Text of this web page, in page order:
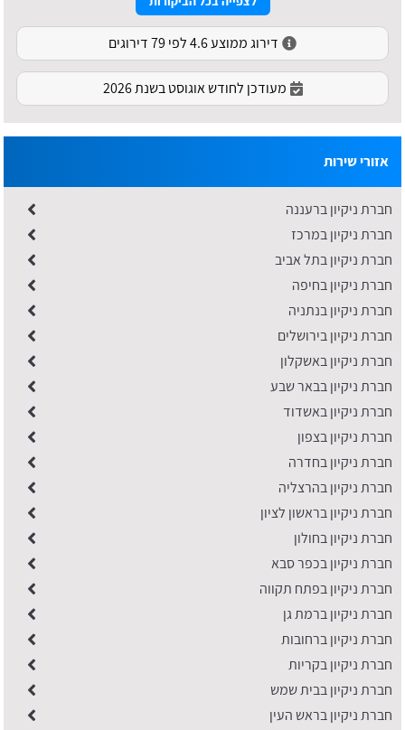
דירוג ממוצע 4.6 לפי 79 דירוגים
מעודכן לחודש אוגוסט בשנת 2026
אזורי שירות
חברת ניקיון ברעננה
חברת ניקיון במרכז
חברת ניקיון בתל אביב
חברת ניקיון בחיפה
חברת ניקיון בנתניה
חברת ניקיון בירושלים
חברת ניקיון באשקלון
חברת ניקיון בבאר שבע
חברת ניקיון באשדוד
חברת ניקיון בצפון
חברת ניקיון בחדרה
חברת ניקיון בהרצליה
חברת ניקיון בראשון לציון
חברת ניקיון בחולון
חברת ניקיון בכפר סבא
חברת ניקיון בפתח תקווה
חברת ניקיון ברמת גן
חברת ניקיון ברחובות
חברת ניקיון בקריות
חברת ניקיון בבית שמש
חברת ניקיון בראש העין